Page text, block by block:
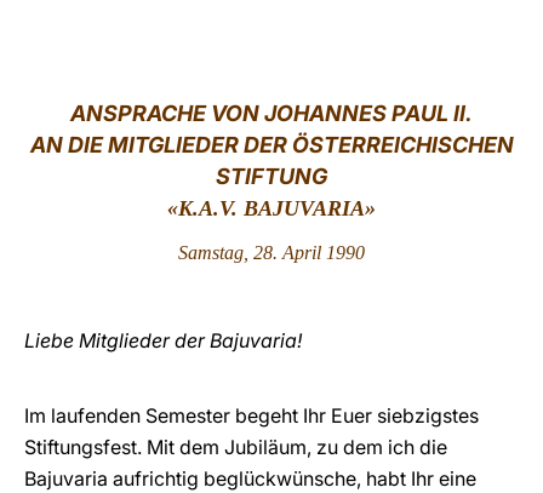
ANSPRACHE VON JOHANNES PAUL II.
AN DIE MITGLIEDER DER ÖSTERREICHISCHEN
STIFTUNG
«K.A.V. BAJUVARIA»
Samstag, 28. April 1990
Liebe Mitglieder der Bajuvaria!
Im laufenden Semester begeht Ihr Euer siebzigstes
Stiftungsfest. Mit dem Jubiläum, zu dem ich die
Bajuvaria aufrichtig beglückwünsche, habt Ihr eine